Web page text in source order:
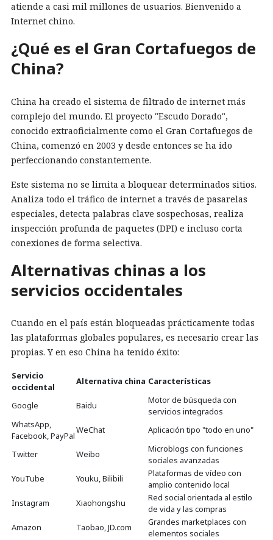
atiende a casi mil millones de usuarios. Bienvenido a
Internet chino.
¿Qué es el Gran Cortafuegos de
China?
China ha creado el sistema de filtrado de internet más
complejo del mundo. El proyecto "Escudo Dorado",
conocido extraoficialmente como el Gran Cortafuegos de
China, comenzó en 2003 y desde entonces se ha ido
perfeccionando constantemente.
Este sistema no se limita a bloquear determinados sitios.
Analiza todo el tráfico de internet a través de pasarelas
especiales, detecta palabras clave sospechosas, realiza
inspección profunda de paquetes (DPI) e incluso corta
conexiones de forma selectiva.
Alternativas chinas a los
servicios occidentales
Cuando en el país están bloqueadas prácticamente todas
las plataformas globales populares, es necesario crear las
propias. Y en eso China ha tenido éxito:
Servicio
occidental
Alternativa china Características
Google Baidu
Motor de búsqueda con
servicios integrados
WhatsApp,
Facebook, PayPal
WeChat Aplicación tipo "todo en uno"
Twitter Weibo
Microblogs con funciones
sociales avanzadas
YouTube
Youku, Bilibili
Plataformas de vídeo con
amplio contenido local
Instagram
Xiaohongshu
Red social orientada al estilo
de vida y las compras
Amazon
Taobao, JD.com
Grandes marketplaces con
elementos sociales